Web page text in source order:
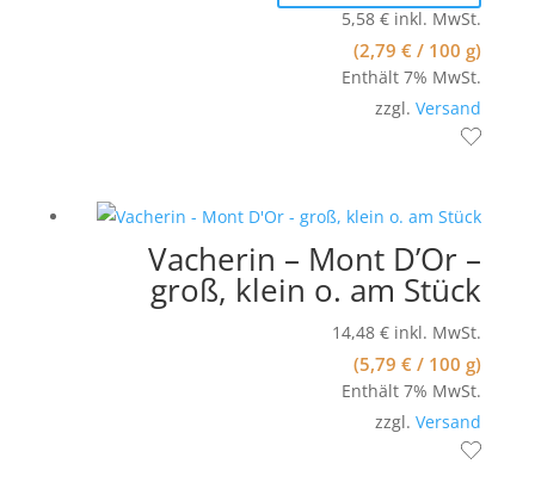
5,58€ inkl. MwSt.
(2,79€ / 100 g)
Enthält 7% MwSt.
zzgl.Versand
Vacherin – Mont D’Or –
groß, klein o. am Stück
14,48€ inkl. MwSt.
(5,79€ / 100 g)
Enthält 7% MwSt.
zzgl.Versand